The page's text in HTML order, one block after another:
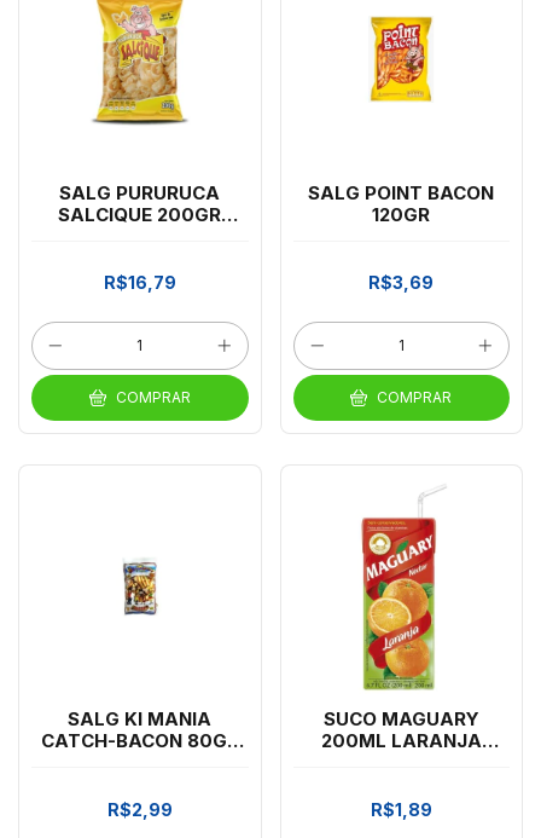
SALG PURURUCA
SALCIQUE 200GR
R$16,79
COMPRAR
SALG POINT BACON
120GR
R$3,69
COMPRAR
SALG KI MANIA
CATCH-BACON 80GR
R$2,99
SUCO MAGUARY
200ML LARANJA
R$1,89